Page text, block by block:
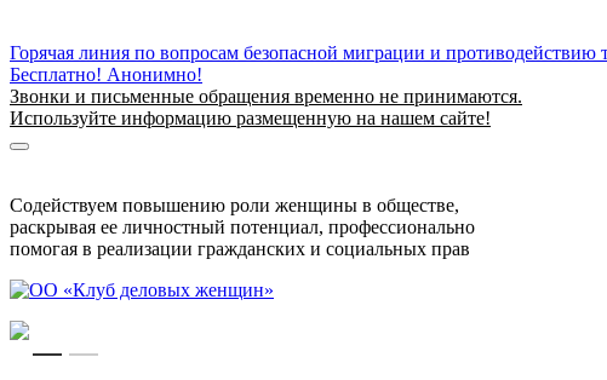
Горячая линия по вопросам безопасной миграции и противодействию
Бесплатно! Анонимно!
Звонки и письменные обращения временно не принимаются.
Используйте информацию размещенную на нашем сайте!
Содействуем повышению роли женщины в обществе,
раскрывая ее личностный потенциал, профессионально
помогая в реализации гражданских и социальных прав
RUEN